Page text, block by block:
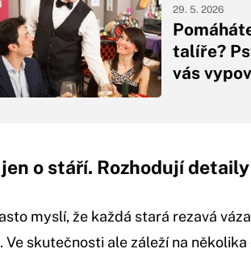
talíře?
vás
29. 5. 2026
o stáří. Rozhodují detaily
myslí, že každá stará rezavá
Ve skutečnosti ale záleží na